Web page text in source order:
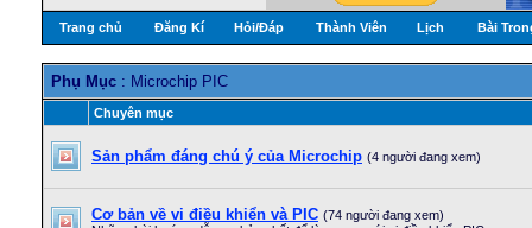
Trang chủ Đăng Kí Hỏi/Ðáp Thành Viên Lịch Bài
Phụ Mục : Microchip PIC
Chuyên mục
Sản phẩm đáng chú ý của Microchip (4 người đang xem)
Cơ bản về vi điều khiển và PIC (74 người đang xem)